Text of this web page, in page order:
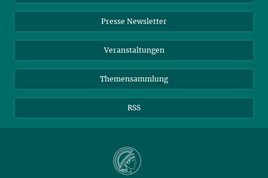
Tierpfleger (m/w/d), Fachrichtung Forschung und
Max-Planck-Institut für Biochemie, Martinsried
zur Stellenbörse
TikTok
Instagram
YouTube
Presse Newsletter
Veranstaltungen
Themensammlung
RSS